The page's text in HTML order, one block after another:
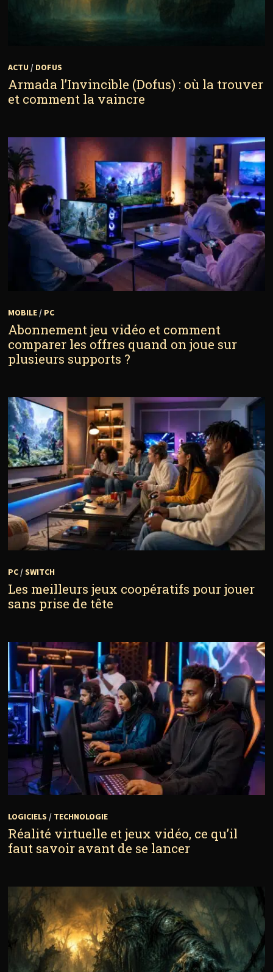
ACTU / DOFUS
Armada l’Invincible (Dofus) : où la trouver
et comment la vaincre
MOBILE/ PC
Abonnement jeu vidéo et comment
comparer les offres quand on joue sur
plusieurs supports ?
PC/SWITCH
Les meilleurs jeux coopératifs pour jouer
sans prise de tête
LOGICIELS / TECHNOLOGIE
Réalité virtuelle et jeux vidéo, ce qu’il
faut savoir avant de se lancer